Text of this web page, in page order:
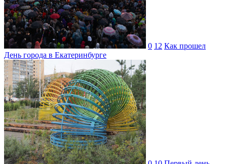
0 12 Как прошел
День города в Екатеринбурге